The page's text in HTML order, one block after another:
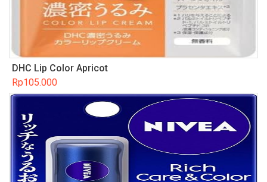
DHC Lip Color Apricot
Rp105.000